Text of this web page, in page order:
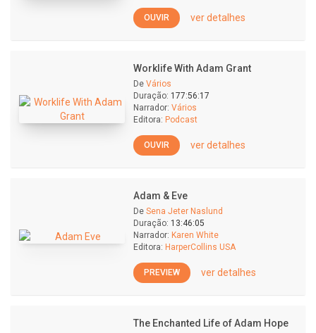
OUVIR ver detalhes
Worklife With Adam Grant
De Vários
Duração: 177:56:17
Narrador: Vários
Editora: Podcast
OUVIR ver detalhes
Adam & Eve
De Sena Jeter Naslund
Duração: 13:46:05
Narrador: Karen White
Editora: HarperCollins USA
PREVIEW ver detalhes
The Enchanted Life of Adam Hope